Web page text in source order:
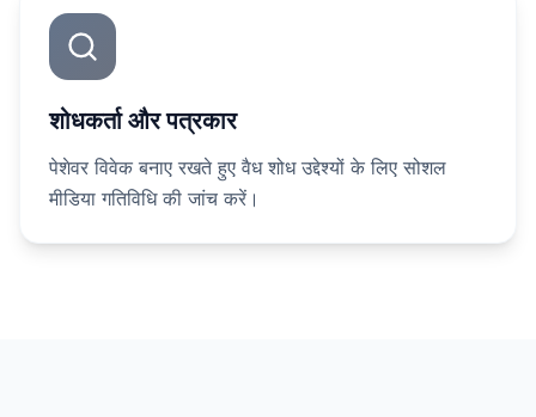
शोधकर्ता और पत्रकार
पेशेवर विवेक बनाए रखते हुए वैध शोध उद्देश्यों के लिए सोशल
मीडिया गतिविधि की जांच करें।